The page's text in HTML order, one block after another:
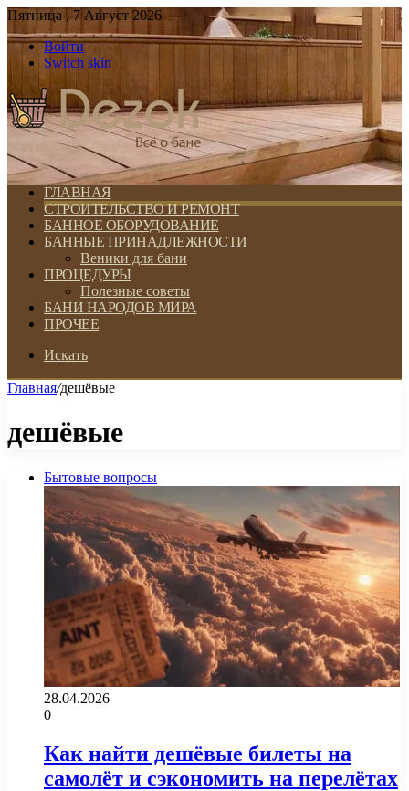
Пятница , 7 Август 2026
Войти
Switch skin
ГЛАВНАЯ
СТРОИТЕЛЬСТВО И РЕМОНТ
БАННОЕ ОБОРУДОВАНИЕ
БАННЫЕ ПРИНАДЛЕЖНОСТИ
Веники для бани
ПРОЦЕДУРЫ
Полезные советы
БАНИ НАРОДОВ МИРА
ПРОЧЕЕ
Искать
Главная/дешёвые
дешёвые
Бытовые вопросы
28.04.2026
0
Как найти дешёвые билеты на
самолёт и сэкономить на перелётах